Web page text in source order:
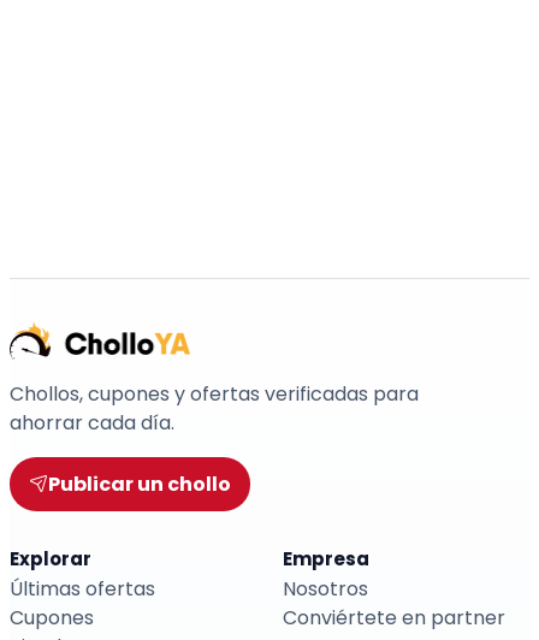
Chollos, cupones y ofertas verificadas para
ahorrar cada día.
Publicar un chollo
Explorar
Últimas ofertas
Cupones
Empresa
Nosotros
Conviértete en partner